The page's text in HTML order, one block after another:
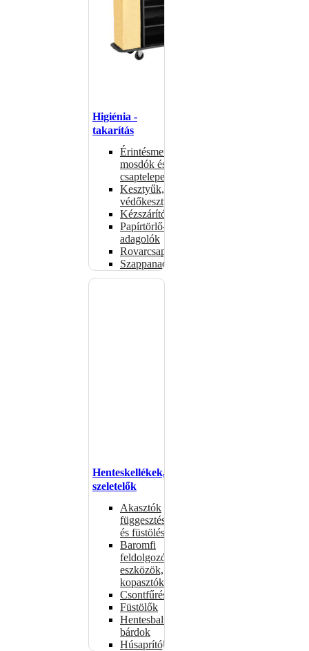
Higiénia -
takarítás
Érintésmentes
mosdók és
csaptelepek
Kesztyűk,
védőkesztyűk
Kézszárítók
Papírtörlő-
adagolók
Rovarcsapdák
Szappanadagolók
Henteskellékek,
szeletelők
Akasztók
függesztéshez
és füstöléshez
Baromfi
feldolgozó
eszközök,
kopasztók
Csontfűrészek
Füstölők
Hentesbalták,
bárdok
Húsaprítók